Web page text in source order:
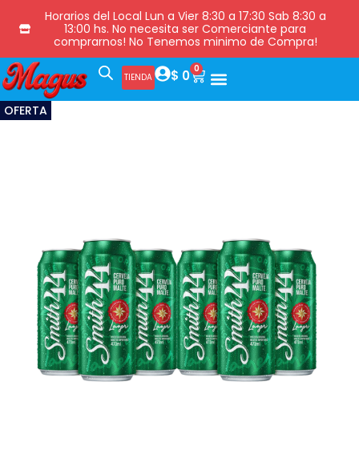
Horarios del Local Lun a Vier 8:30 a 17:30 Sab 8:30 a
13:00 hs. No necesita ser Comerciante para
comprarnos! No Tenemos minimo de Compra!
TIENDA $ 0 0
OFERTA